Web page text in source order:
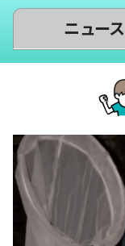
ニュース